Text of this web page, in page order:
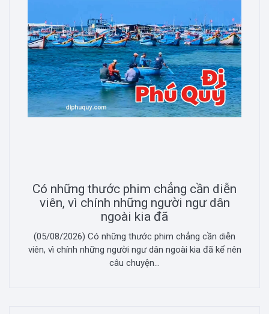
Có những thước phim chẳng cần diễn
viên, vì chính những người ngư dân
ngoài kia đã
(05/08/2026) Có những thước phim chẳng cần diễn
viên, vì chính những người ngư dân ngoài kia đã kể nên
câu chuyện...